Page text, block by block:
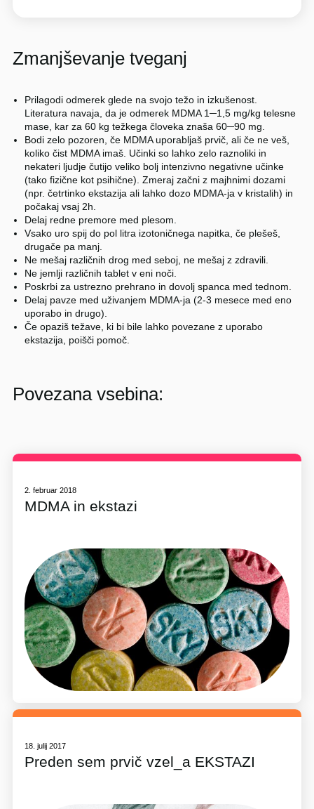
Zmanjševanje tveganj
Prilagodi odmerek glede na svojo težo in izkušenost.
Literatura navaja, da je odmerek MDMA 1─1,5 mg/kg telesne
mase, kar za 60 kg težkega človeka znaša 60─90 mg.
Bodi zelo pozoren, če MDMA uporabljaš prvič, ali če ne veš,
koliko čist MDMA imaš. Učinki so lahko zelo raznoliki in
nekateri ljudje čutijo veliko bolj intenzivno negativne učinke
(tako fizične kot psihične). Zmeraj začni z majhnimi dozami
(npr. četrtinko ekstazija ali lahko dozo MDMA-ja v kristalih) in
počakaj vsaj 2h.
Delaj redne premore med plesom.
Vsako uro spij do pol litra izotoničnega napitka, če plešeš,
drugače pa manj.
Ne mešaj različnih drog med seboj, ne mešaj z zdravili.
Ne jemlji različnih tablet v eni noči.
Poskrbi za ustrezno prehrano in dovolj spanca med tednom.
Delaj pavze med uživanjem MDMA-ja (2-3 mesece med eno
uporabo in drugo).
Če opaziš težave, ki bi bile lahko povezane z uporabo
ekstazija, poišči pomoč.
Povezana vsebina:
2. februar 2018
MDMA in ekstazi
18. julij 2017
Preden sem prvič vzel_a EKSTAZI